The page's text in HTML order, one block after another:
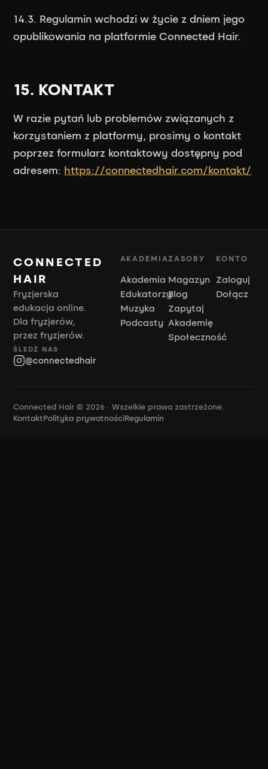
14.3. Regulamin wchodzi w życie z dniem jego
opublikowania na platformie Connected Hair.
15. KONTAKT
W razie pytań lub problemów związanych z
korzystaniem z platformy, prosimy o kontakt
poprzez formularz kontaktowy dostępny pod
adresem: https://connectedhair.com/kontakt/
CONNECTED
HAIR
Fryzjerska
edukacja online.
Dla fryzjerów,
przez fryzjerów.
ŚLEDŹ NAS
@connectedhair
AKADEMIA
Akademia
Edukatorzy
Muzyka
Podcasty
ZASOBY
Magazyn
Blog
Zapytaj
Akademię
Społeczność
KONTO
Zaloguj
Dołącz
Connected Hair © 2026 · Wszelkie prawa zastrzeżone.
KontaktPolityka prywatnościRegulamin